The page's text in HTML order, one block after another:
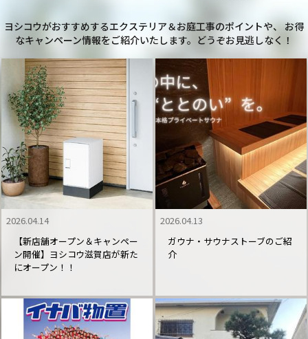
ヨシコウがおすすめするエクステリア＆お庭工事のポイントや、お得
なキャンペーン情報をご紹介いたします。どうぞお見逃しなく！
2026.04.14
【新店舗オープン＆キャンペー
ン開催】ヨシコウ滋賀店が新た
にオープン！！
2026.04.13
ガウナ・サウナストーブのご紹
介